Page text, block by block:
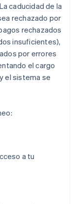
caducidad de la
rechazado por
rechazados
insuficientes),
por errores
el cargo
el sistema se
a tu